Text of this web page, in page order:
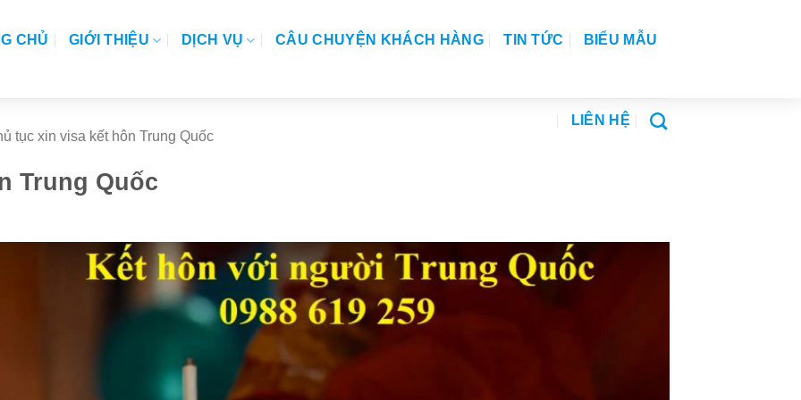
CHỦ GIỚI THIỆU DỊCH VỤ CÂU CHUYỆN KHÁCH HÀNG TIN TỨC BIỂU MẪU
LIÊN HỆ
tục xin visa kết hôn Trung Quốc
Trung Quốc